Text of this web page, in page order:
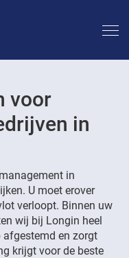
voor
in
in
U moet erover
verloopt. Binnen uw
wij bij Longin heel
afgestemd en zorgt
krijgt voor de beste